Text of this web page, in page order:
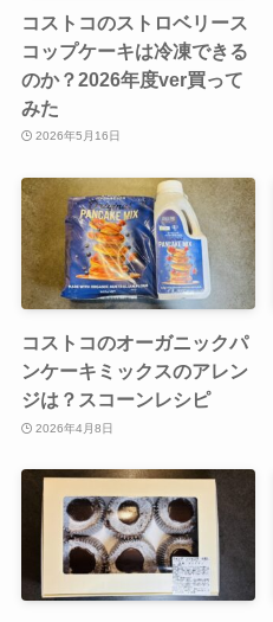
コストコのストロベリース
コップケーキは冷凍できる
のか？2026年度ver買って
みた
2026年5月16日
コストコのオーガニックパ
ンケーキミックスのアレン
ジは？スコーンレシピ
2026年4月8日